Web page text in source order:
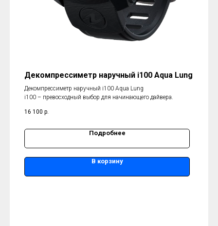
Декомпрессиметр наручный i100 Aqua Lung
Декомпрессиметр наручный i100 Aqua Lung
i100 – превосходный выбор для начинающего дайвера.
16 100 р.
Подробнее
В корзину